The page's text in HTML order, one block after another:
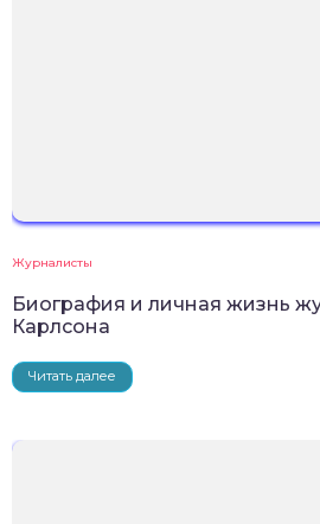
Журналисты
Биография и личная жизнь
Карлсона
Читать далее